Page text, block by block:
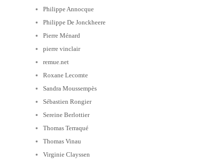
Philippe Annocque
Philippe De Jonckheere
Pierre Ménard
pierre vinclair
remue.net
Roxane Lecomte
Sandra Moussempès
Sébastien Rongier
Sereine Berlottier
Thomas Terraqué
Thomas Vinau
Virginie Clayssen